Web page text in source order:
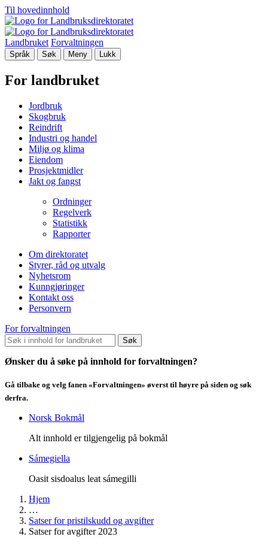
Til hovedinnhold
Landbruket Forvaltningen
Språk Søk Meny Lukk
For landbruket
Jordbruk
Skogbruk
Reindrift
Industri og handel
Miljø og klima
Eiendom
Prosjektmidler
Jakt og fangst
Ordninger
Regelverk
Statistikk
Rapporter
Om direktoratet
Styrer, råd og utvalg
Nyhetsrom
Kunngjøringer
Kontakt oss
Personvern
For forvaltningen
Søk
Ønsker du å søke på innhold for forvaltningen?
Gå tilbake og velg fanen «Forvaltningen» øverst til høyre på siden og søk
derfra.
Norsk Bokmål
Alt innhold er tilgjengelig på bokmål
Sámegiella
Oasit sisdoalus leat sámegilli
Hjem
…
Satser for pristilskudd og avgifter
Satser for avgifter 2023